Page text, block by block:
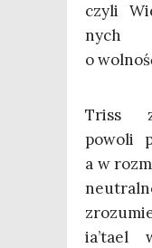
czy­li
nych
o
Triss
powo­li
a w
ia­’ta­el